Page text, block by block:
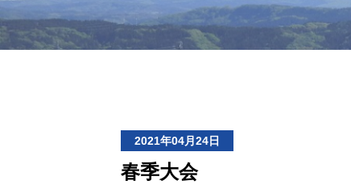
2021年04月24日
春季大会